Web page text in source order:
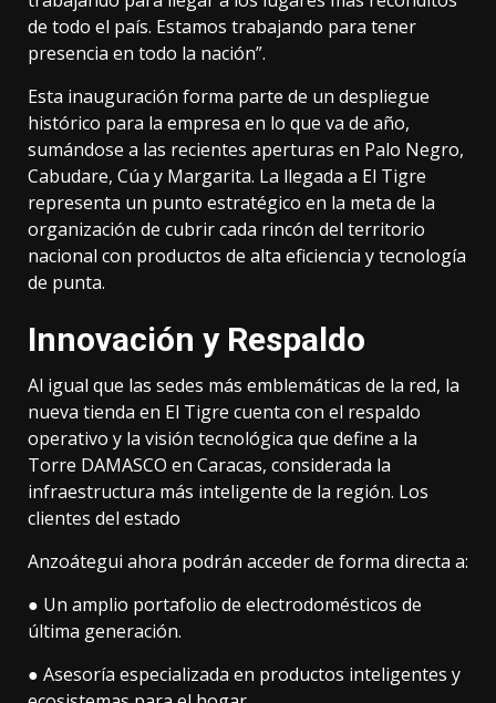
de todo el país. Estamos trabajando para tener
presencia en todo la nación”.
Esta inauguración forma parte de un despliegue
histórico para la empresa en lo que va de año,
sumándose a las recientes aperturas en Palo Negro,
Cabudare, Cúa y Margarita. La llegada a El Tigre
representa un punto estratégico en la meta de la
organización de cubrir cada rincón del territorio
nacional con productos de alta eficiencia y tecnología
de punta.
Innovación y Respaldo
Al igual que las sedes más emblemáticas de la red, la
nueva tienda en El Tigre cuenta con el respaldo
operativo y la visión tecnológica que define a la
Torre DAMASCO en Caracas, considerada la
infraestructura más inteligente de la región. Los
clientes del estado
Anzoátegui ahora podrán acceder de forma directa a:
● Un amplio portafolio de electrodomésticos de
última generación.
● Asesoría especializada en productos inteligentes y